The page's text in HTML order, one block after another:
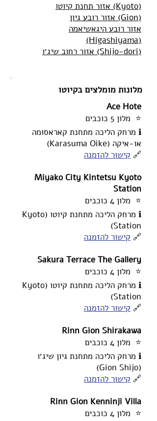
אזור תחנת קיוטו (Kyoto)
אזור רובע גיון (Gion)
אזור רובע היגאשיאמה
(Higashiyama)
אזור רחוב שיג׳ו (Shijo-dori)
מלונות מומלצים בקיוטו
Ace Hote
⭐ מלון 5 כוכבים
ℹ️ מרחק הליכה מתחנת קאראסומה
או-איקה (Karasuma Oike)
🔗 קישור להזמנה
Miyako City Kintetsu Kyoto
Station
⭐ מלון 4 כוכבים
ℹ️ מרחק הליכה מתחנת קיוטו (Kyoto
Station)
🔗 קישור להזמנה
Sakura Terrace The Gallery
⭐ מלון 4 כוכבים
ℹ️ מרחק הליכה מתחנת קיוטו (Kyoto
Station)
🔗 קישור להזמנה
Rinn Gion Shirakawa
⭐ מלון 4 כוכבים
ℹ️ מרחק הליכה מתחנת גיון שיג׳ו
(Gion Shijo)
🔗 קישור להזמנה
Rinn Gion Kenninji Villa
⭐ מלון 4 כוכבים